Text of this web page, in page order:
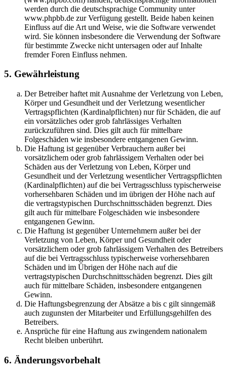
werden durch die deutschsprachige Community unter
www.phpbb.de zur Verfügung gestellt. Beide haben keinen
Einfluss auf die Art und Weise, wie die Software verwendet
wird. Sie können insbesondere die Verwendung der Software
für bestimmte Zwecke nicht untersagen oder auf Inhalte
fremder Foren Einfluss nehmen.
5. Gewährleistung
Der Betreiber haftet mit Ausnahme der Verletzung von Leben,
Körper und Gesundheit und der Verletzung wesentlicher
Vertragspflichten (Kardinalpflichten) nur für Schäden, die auf
ein vorsätzliches oder grob fahrlässiges Verhalten
zurückzuführen sind. Dies gilt auch für mittelbare
Folgeschäden wie insbesondere entgangenen Gewinn.
Die Haftung ist gegenüber Verbrauchern außer bei
vorsätzlichem oder grob fahrlässigem Verhalten oder bei
Schäden aus der Verletzung von Leben, Körper und
Gesundheit und der Verletzung wesentlicher Vertragspflichten
(Kardinalpflichten) auf die bei Vertragsschluss typischerweise
vorhersehbaren Schäden und im übrigen der Höhe nach auf
die vertragstypischen Durchschnittsschäden begrenzt. Dies
gilt auch für mittelbare Folgeschäden wie insbesondere
entgangenen Gewinn.
Die Haftung ist gegenüber Unternehmern außer bei der
Verletzung von Leben, Körper und Gesundheit oder
vorsätzlichem oder grob fahrlässigem Verhalten des Betreibers
auf die bei Vertragsschluss typischerweise vorhersehbaren
Schäden und im Übrigen der Höhe nach auf die
vertragstypischen Durchschnittsschäden begrenzt. Dies gilt
auch für mittelbare Schäden, insbesondere entgangenen
Gewinn.
Die Haftungsbegrenzung der Absätze a bis c gilt sinngemäß
auch zugunsten der Mitarbeiter und Erfüllungsgehilfen des
Betreibers.
Ansprüche für eine Haftung aus zwingendem nationalem
Recht bleiben unberührt.
6. Änderungsvorbehalt